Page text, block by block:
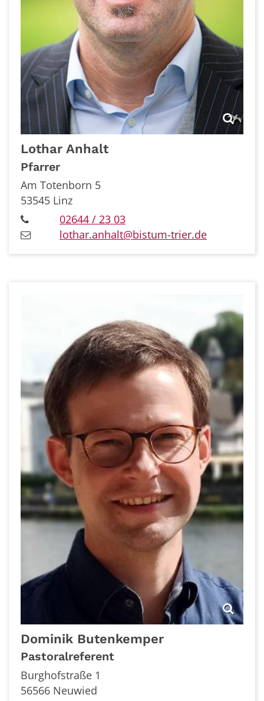
Lothar Anhalt
Pfarrer
Am Totenborn 5
53545 Linz
02644 / 23 03
lothar.anhalt@bistum-trier.de
Dominik Butenkemper
Pastoralreferent
Burghofstraße 1
56566 Neuwied